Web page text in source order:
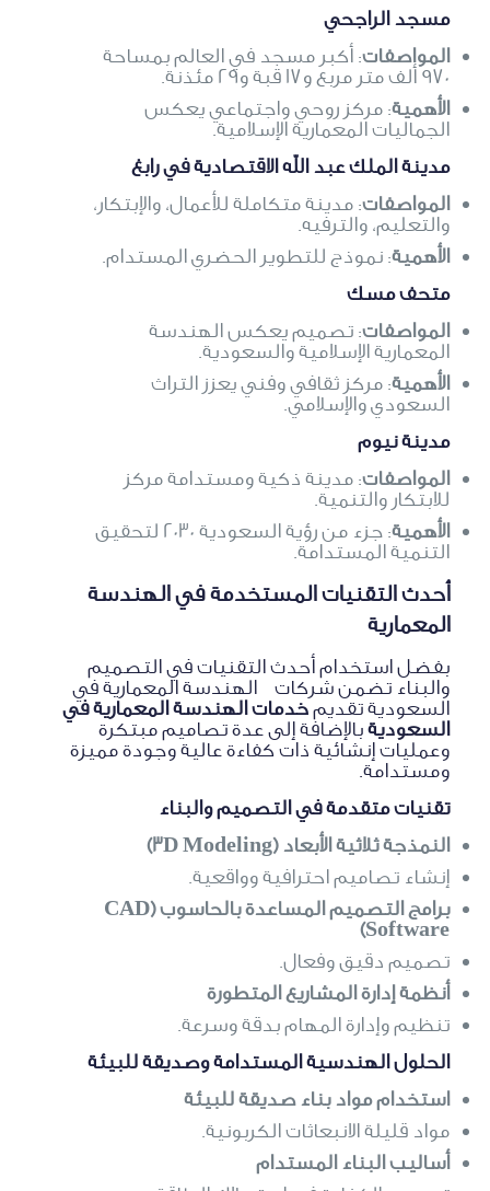
مسجد الراجحي
المواصفات: أكبر مسجد في العالم بمساحة
970 ألف متر مربع و17 قبة و29 مئذنة.
الأهمية: مركز روحي واجتماعي يعكس
الجماليات المعمارية الإسلامية.
مدينة الملك عبد الله الاقتصادية في رابغ
المواصفات: مدينة متكاملة للأعمال، والإبتكار،
والتعليم، والترفيه.
الأهمية: نموذج للتطوير الحضري المستدام.
متحف مسك
المواصفات: تصميم يعكس الهندسة
المعمارية الإسلامية والسعودية.
الأهمية: مركز ثقافي وفني يعزز التراث
السعودي والإسلامي.
مدينة نيوم
المواصفات: مدينة ذكية ومستدامة مركز
للابتكار والتنمية.
الأهمية
: جزء من رؤية السعودية 2030 لتحقيق
التنمية المستدامة.
أحدث التقنيات المستخدمة في الهندسة
المعمارية
بفضل استخدام أحدث التقنيات في التصميم
والبناء تضمن شركات الهندسة المعمارية في
السعودية تقديمخدمات الهندسة المعمارية في
السعوديةبالإضافة إلى عدة تصاميم مبتكرة
وعمليات إنشائية ذات كفاءة عالية وجودة مميزة
ومستدامة.
تقنيات متقدمة في التصميم والبناء
النمذجة ثلاثية الأبعاد (3D Modeling)
إنشاء تصاميم احترافية وواقعية.
برامج التصميم المساعدة بالحاسوب (CAD
Software)
تصميم دقيق وفعال.
أنظمة إدارة المشاريع المتطورة
تنظيم وإدارة المهام بدقة وسرعة.
الحلول الهندسية المستدامة وصديقة للبيئة
استخدام مواد بناء صديقة للبيئة
مواد قليلة الانبعاثات الكربونية.
أساليب البناء المستدام